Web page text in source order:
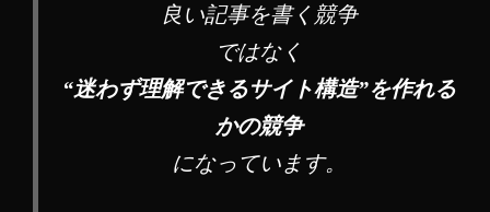
良い記事を書く競争
ではなく
“迷わず理解できるサイト構造”を作れる
かの競争
になっています。